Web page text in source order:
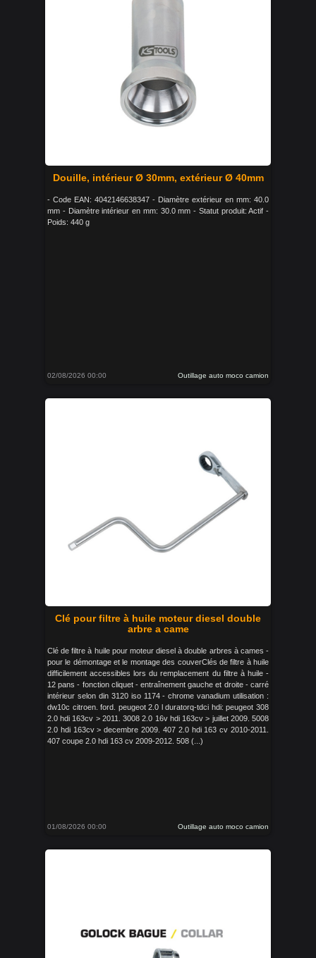
Douille, intérieur Ø 30mm, extérieur Ø 40mm
- Code EAN: 4042146638347 - Diamètre extérieur en mm: 40.0
mm - Diamètre intérieur en mm: 30.0 mm - Statut produit: Actif -
Poids: 440 g
02/08/2026 00:00 Outillage auto moco camion
Clé pour filtre à huile moteur diesel double
arbre a came
Clé de filtre à huile pour moteur diesel à double arbres à cames -
pour le démontage et le montage des couverClés de filtre à huile
difficilement accessibles lors du remplacement du filtre à huile -
12 pans - fonction cliquet - entraînement gauche et droite - carré
intérieur selon din 3120 iso 1174 - chrome vanadium utilisation :
dw10c citroen. ford. peugeot 2.0 l duratorq-tdci hdi: peugeot 308
2.0 hdi 163cv > 2011. 3008 2.0 16v hdi 163cv > juillet 2009. 5008
2.0 hdi 163cv > decembre 2009. 407 2.0 hdi 163 cv 2010-2011.
407 coupe 2.0 hdi 163 cv 2009-2012. 508 (...)
01/08/2026 00:00 Outillage auto moco camion